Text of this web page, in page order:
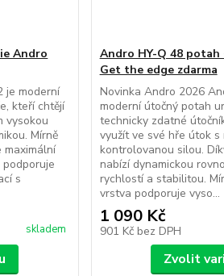
Andro
je moderní
kteří chtějí
vysokou
Mírně
maximální
s
skladem
Andro HY-Q 48
Get the edge zdarma
Novinka Andro 2026
moderní útočný potah
technicky zdatné
využít ve své hře útok s
kontrolovanou silou.
nabízí dynamickou
rychlostí a stabilitou.
vrstva podporuje vyso...
1 090 Kč
901 Kč bez DPH
Zvolit